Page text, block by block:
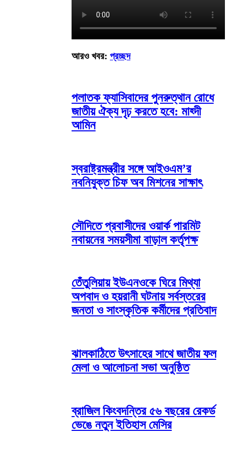
আরও খবর: প্রচ্ছদ
পলাতক ফ্যাসিবাদের পুনরুত্থান রোধে
জাতীয় ঐক্য দৃঢ় করতে হবে: মাহ্দী
আমিন
স্বরাষ্ট্রমন্ত্রীর সঙ্গে আইওএম’র
নবনিযুক্ত চিফ অব মিশনের সাক্ষাৎ
সৌদিতে প্রবাসীদের ওয়ার্ক পারমিট
নবায়নের সময়সীমা বাড়াল কর্তৃপক্ষ
তেঁতুলিয়ায় ইউএনওকে ঘিরে মিথ্যা
অপবাদ ও হয়রানী ঘটনায় সর্বস্তরের
জনতা ও সাংস্কৃতিক কর্মীদের প্রতিবাদ
ঝালকাঠিতে উৎসাহের সাথে জাতীয় ফল
মেলা ও আলোচনা সভা অনুষ্ঠিত
ব্রাজিল কিংবদন্তির ৫৬ বছরের রেকর্ড
ভেঙে নতুন ইতিহাস মেসির